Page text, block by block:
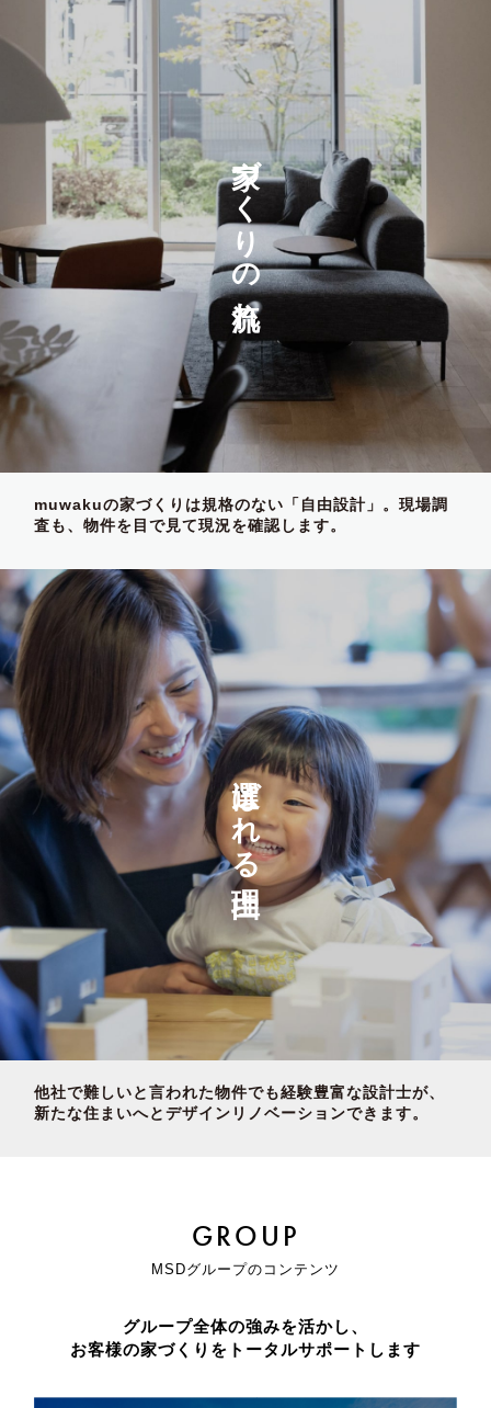
家づくりの流れ
muwakuの家づくりは規格のない「自由設計」。現場調
査も、物件を目で見て現況を確認します。
選ばれる理由
他社で難しいと言われた物件でも経験豊富な設計士が、
新たな住まいへとデザインリノベーションできます。
GROUP
MSDグループのコンテンツ
グループ全体の強みを活かし、
お客様の家づくりをトータルサポートします